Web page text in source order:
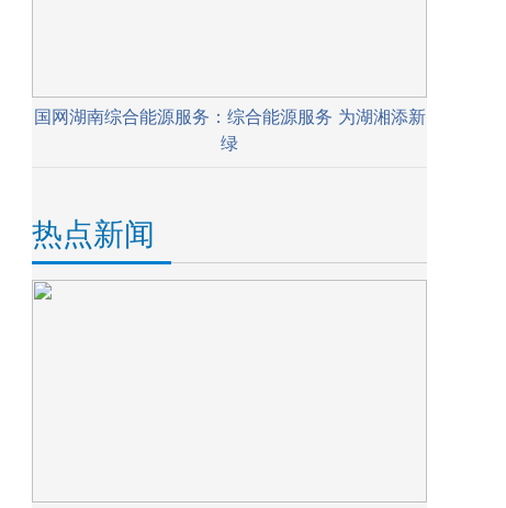
国网湖南综合能源服务：综合能源服务 为湖湘添新
绿
热点新闻